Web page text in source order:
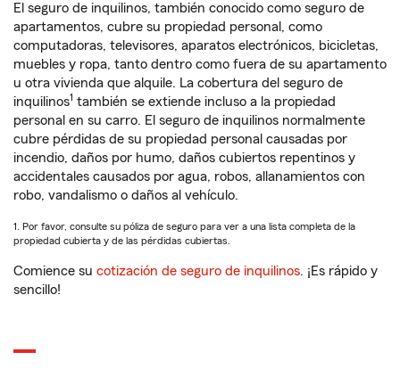
El seguro de inquilinos, también conocido como seguro de
apartamentos, cubre su propiedad personal, como
computadoras, televisores, aparatos electrónicos, bicicletas,
muebles y ropa, tanto dentro como fuera de su apartamento
u otra vivienda que alquile. La cobertura del seguro de
inquilinos1 también se extiende incluso a la propiedad
personal en su carro. El seguro de inquilinos normalmente
cubre pérdidas de su propiedad personal causadas por
incendio, daños por humo, daños cubiertos repentinos y
accidentales causados por agua, robos, allanamientos con
robo, vandalismo o daños al vehículo.
1. Por favor, consulte su póliza de seguro para ver a una lista completa de la
propiedad cubierta y de las pérdidas cubiertas.
Comience su cotización de seguro de inquilinos. ¡Es rápido y
sencillo!